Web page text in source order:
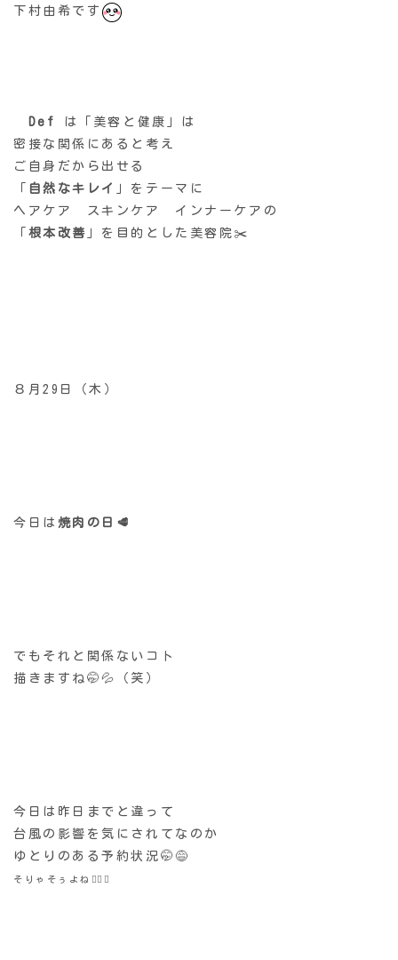
下村由希です
Def は「美容と健康」は
密接な関係にあると考え
ご自身だから出せる
自然なキレイ
」をテーマに
ヘアケア スキンケア インナーケアの
根本改善 」を目的とした美容院✂️
８月29日（木）
今日は 焼肉の日🥩
でもそれと関係ないコト
描きますね🤭💦（笑）
今日は昨日までと違って
台風の影響を気にされてなのか
ゆとりのある予約状況🤭😅
そりゃそぅよね😵‍💫💦